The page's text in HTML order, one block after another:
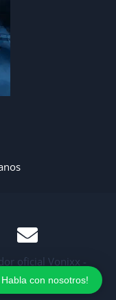
oficial Vonixx -
Habla con nosotros!